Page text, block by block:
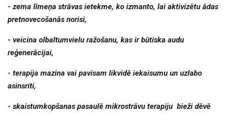
- zema līmeņa strāvas ietekme, ko izmanto, lai aktivizētu ādas
pretnovecošanās norisi,
- veicina olbaltumvielu ražošanu, kas ir būtiska audu
reģenerācijai,
- terapija mazina vai pavisam likvidē iekaisumu un uzlabo
asinsriti,
- skaistumkopšanas pasaulē mikrostrāvu terapiju bieži dēvē